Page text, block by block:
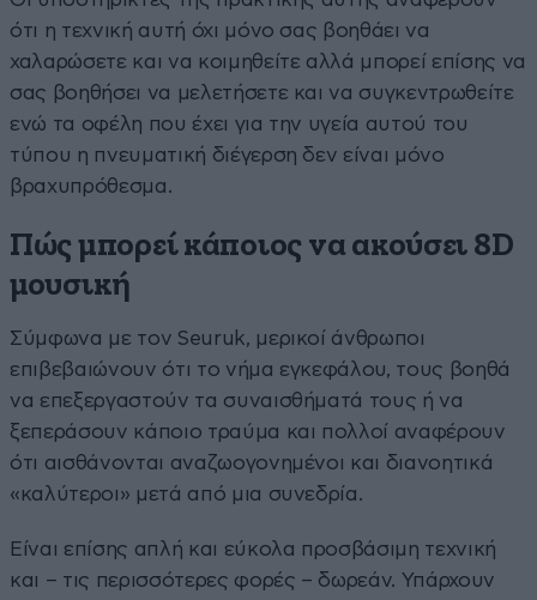
ότι η τεχνική αυτή όχι μόνο σας βοηθάει να
χαλαρώσετε και να κοιμηθείτε αλλά μπορεί επίσης να
σας βοηθήσει να μελετήσετε και να συγκεντρωθείτε
ενώ τα οφέλη που έχει για την υγεία αυτού του
τύπου η πνευματική διέγερση δεν είναι μόνο
βραχυπρόθεσμα.
Πώς μπορεί κάποιος να ακούσει 8D
μουσική
Σύμφωνα με τον Seuruk, μερικοί άνθρωποι
επιβεβαιώνουν ότι το νήμα εγκεφάλου, τους βοηθά
να επεξεργαστούν τα συναισθήματά τους ή να
ξεπεράσουν κάποιο τραύμα και πολλοί αναφέρουν
ότι αισθάνονται αναζωογονημένοι και διανοητικά
«καλύτεροι» μετά από μια συνεδρία.
Είναι επίσης απλή και εύκολα προσβάσιμη τεχνική
και – τις περισσότερες φορές – δωρεάν. Υπάρχουν